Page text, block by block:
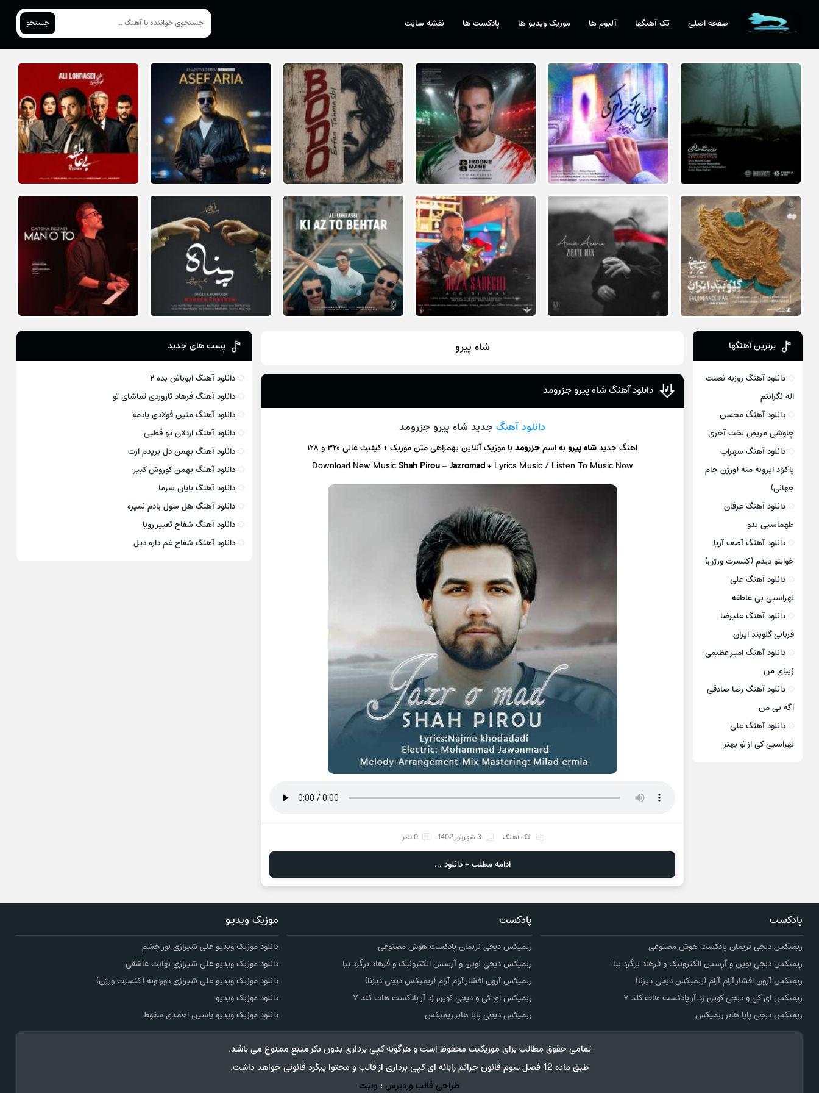
صفحه اصلی تک آهنگها آلبوم ها موزیک ویدیو ها پادکست ها نقشه سایت جستجو
شاه پیرو
دانلود آهنگ شاه پیرو جزرومد
دانلود آهنگجدید شاه پیرو جزرومد
اهنگ جدیدشاه پیروبه اسمجزرومدبا موزیک آنلاینبهمراهی متن موزیک + کیفیت عالی ۳۲۰ و ۱۲۸
Download New MusicShah Pirou–Jazromad+ Lyrics Music / Listen To Music Now
تک آهنگ 3 شهریور 1402 0 نظر
ادامه مطلب + دانلود ...
برترین آهنگها
دانلود آهنگ روزبه نعمت
اله نگرانتم
دانلود آهنگ محسن
چاوشی مریض تخت آخری
دانلود آهنگ سهراب
پاکزاد ایرونه منه (ورژن جام
جهانی)
دانلود آهنگ عرفان
طهماسبی بدو
دانلود آهنگ آصف آریا
خوابتو دیدم (کنسرت ورژن)
دانلود آهنگ علی
لهراسبی بی عاطفه
دانلود آهنگ علیرضا
قربانی گلوبند ایران
دانلود آهنگ امیر عظیمی
زیبای من
دانلود آهنگ رضا صادقی
اگه بی من
دانلود آهنگ علی
لهراسبی کی از تو ‌بهتر
پست های جدید
دانلود آهنگ ابویاض بده ۲
دانلود آهنگ فرهاد تاروردی تماشای تو
دانلود آهنگ متین فولادی یادمه
دانلود آهنگ اردلان دو قطبی
دانلود آهنگ بهمن دل بریدم ازت
دانلود آهنگ بهمن کوروش کبیر
دانلود آهنگ بایان سرما
دانلود آهنگ هل سول یادم نمیره
دانلود آهنگ شفاح تعبیر رویا
دانلود آهنگ شفاح غم داره دیل
پادکست
ریمیکس دیجی نریمان پادکست هوش مصنوعی
ریمیکس دیجی نوین و آرسس الکترونیک و فرهاد برگرد بیا
ریمیکس آرون افشار آرام آرام (ریمیکس دیجی دیزنا)
ریمیکس ای کی و دیجی کوین زد آر پادکست هات کلد ۷
ریمیکس دیجی پایا هابر ریمیکس
پادکست
ریمیکس دیجی نریمان پادکست هوش مصنوعی
ریمیکس دیجی نوین و آرسس الکترونیک و فرهاد برگرد بیا
ریمیکس آرون افشار آرام آرام (ریمیکس دیجی دیزنا)
ریمیکس ای کی و دیجی کوین زد آر پادکست هات کلد ۷
ریمیکس دیجی پایا هابر ریمیکس
موزیک ویدیو
دانلود موزیک ویدیو علی شیرازی نور چشم
دانلود موزیک ویدیو علی شیرازی نهایت عاشقی
دانلود موزیک ویدیو علی شیرازی دوردونه (کنسرت ورژن)
دانلود موزیک ویدیو
دانلود موزیک ویدیو یاسین احمدی سقوط
تمامی حقوق مطالب برای موزیکیت محفوظ است و هرگونه کپی برداری بدون ذکر منبع ممنوع می باشد.
طبق ماده 12 فصل سوم قانون جرائم رایانه ای کپی برداری از قالب و محتوا پیگرد قانونی خواهد داشت.
طراحی قالب وردپرس: وبیت